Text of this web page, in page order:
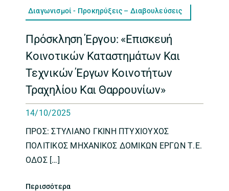
Διαγωνισμοί - Προκηρύξεις – Διαβουλεύσεις
Πρόσκληση Έργου: «Επισκευή
Κοινοτικών Καταστημάτων Και
Τεχνικών Έργων Κοινοτήτων
Τραχηλίου Και Θαρρουνίων»
14/10/2025
ΠΡΟΣ: ΣΤΥΛΙΑΝΟ ΓΚΙΝΗ ΠΤΥΧΙΟΥΧΟΣ
ΠΟΛΙΤΙΚΟΣ ΜΗΧΑΝΙΚΟΣ ΔΟΜΙΚΩΝ ΕΡΓΩΝ Τ.Ε.
ΟΔΟΣ […]
Περισσότερα